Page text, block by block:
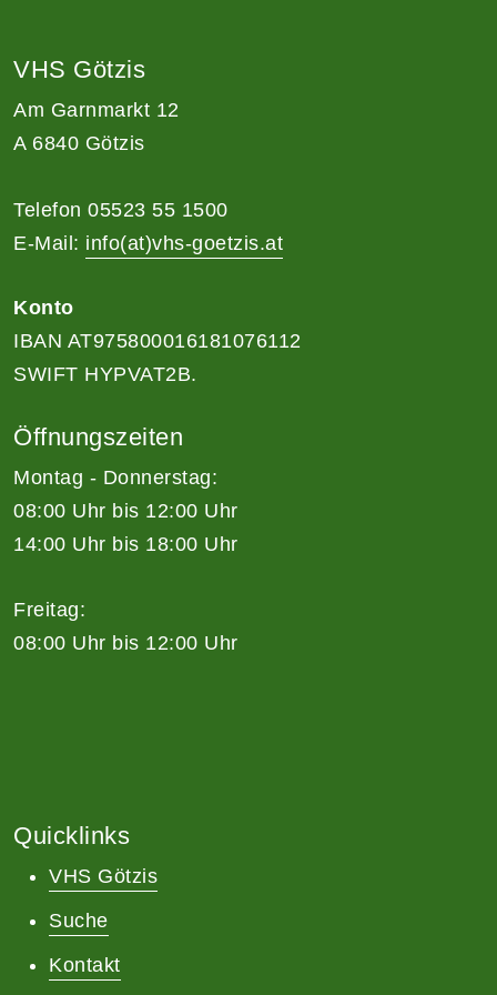
VHS Götzis
Am Garnmarkt 12
A 6840 Götzis
Telefon 05523 55 1500
E-Mail: info(at)vhs-goetzis.at
Konto
IBAN AT975800016181076112
SWIFT HYPVAT2B.
Öffnungszeiten
Montag - Donnerstag:
08:00 Uhr bis 12:00 Uhr
14:00 Uhr bis 18:00 Uhr
Freitag:
08:00 Uhr bis 12:00 Uhr
Quicklinks
VHS Götzis
Suche
Kontakt